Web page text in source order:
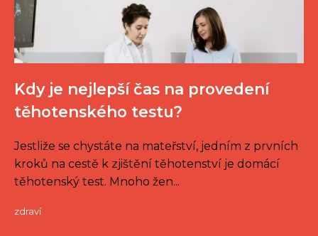
Kdy je nejlepší čas na provedení
těhotenského testu?
Jestliže se chystáte na mateřství, jedním z prvních
kroků na cestě k zjištění těhotenství je domácí
těhotenský test. Mnoho žen...
zdraví